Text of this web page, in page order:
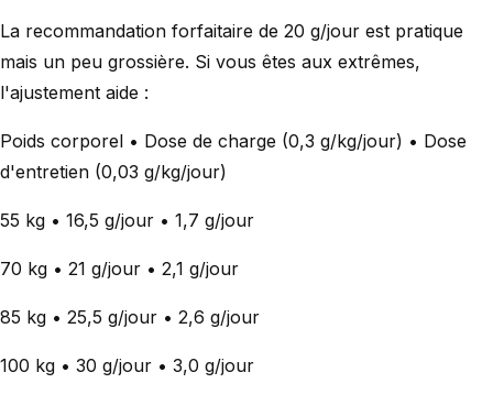
La recommandation forfaitaire de 20 g/jour est pratique
mais un peu grossière. Si vous êtes aux extrêmes,
l'ajustement aide :
Poids corporel • Dose de charge (0,3 g/kg/jour) • Dose
d'entretien (0,03 g/kg/jour)
55 kg • 16,5 g/jour • 1,7 g/jour
70 kg • 21 g/jour • 2,1 g/jour
85 kg • 25,5 g/jour • 2,6 g/jour
100 kg • 30 g/jour • 3,0 g/jour